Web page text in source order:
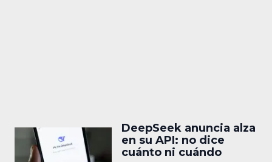
DeepSeek anuncia alza
en su API: no dice
cuánto ni cuándo